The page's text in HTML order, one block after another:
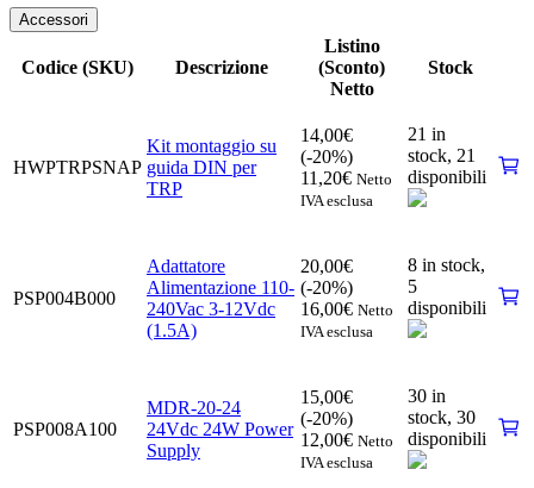
Accessori
Codice (SKU) Descrizione
Listino
(Sconto)
Netto
Stock
HWPTRPSNAP
Kit montaggio su
guida DIN per
TRP
14,00€
(-20%)
11,20€ Netto
IVA esclusa
21 in
stock, 21
disponibili
PSP004B000
Adattatore
Alimentazione 110-
240Vac 3-12Vdc
(1.5A)
20,00€
(-20%)
16,00€ Netto
IVA esclusa
8 in stock,
5
disponibili
PSP008A100
MDR-20-24
24Vdc 24W Power
Supply
15,00€
(-20%)
12,00€ Netto
IVA esclusa
30 in
stock, 30
disponibili